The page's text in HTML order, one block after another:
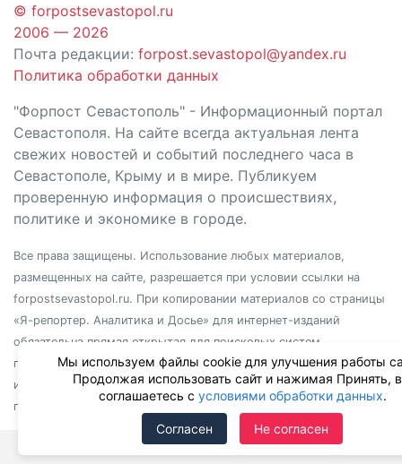
© forpostsevastopol.ru
2006 — 2026
Почта редакции: forpost.sevastopol@yandex.ru
Политика обработки данных
"Форпост Севастополь" - Информационный портал
Севастополя. На сайте всегда актуальная лента
свежих новостей и событий последнего часа в
Севастополе, Крыму и в мире. Публикуем
проверенную информация о происшествиях,
политике и экономике в городе.
Все права защищены. Использование любых материалов,
размещенных на сайте, разрешается при условии ссылки на
forpostsevastopol.ru. При копировании материалов со страницы
«Я-репортер. Аналитика и Досье» для интернет-изданий
обязательна прямая открытая для поисковых систем
гиперссылка. Независимо от полного или частичного
использования материалов, ссылка должна быть размещена в
подзаголовке или первом абзаце материала.
Мы используем файлы cookie для улучшения работы
Продолжая использовать сайт и нажимая Принять,
соглашаетесь с условиями обработки данных.
Согласен Не согласен